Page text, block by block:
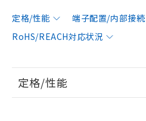
定格/性能 端子配置/内部接続
RoHS/REACH対応状況
定格/性能